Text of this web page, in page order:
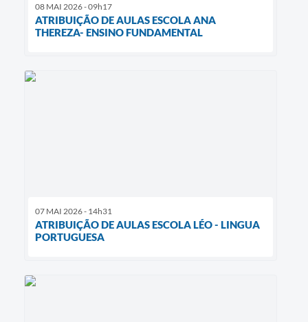
08 MAI 2026 - 09h17
ATRIBUIÇÃO DE AULAS ESCOLA ANA
THEREZA- ENSINO FUNDAMENTAL
07 MAI 2026 - 14h31
ATRIBUIÇÃO DE AULAS ESCOLA LÉO - LINGUA
PORTUGUESA